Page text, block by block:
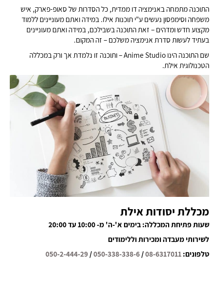
התוכנה מתמחה באנימציה דו ממדית, כל הסדרות של סאופ-פארק, איש
משפחה וסימפסון נעשים ע"י תוכנות אילו. במידה ואתם מעוניינים ללמוד
מקצוע חדש ומדהים – זאת התוכנה בשבילכם, במידה ואתם מעוניינים
בעתיד לעשות סדרת אנימציה משלכם – זה המקום.
שם התוכנה הינו ‪Anime Studio‬ – ותוכנה זו נלמדת אך ורק במכללה
הטכנולוגית אילת.
מכללת יסודות אילת
שעות פתיחת המכללה: בימים א'-ה' מ- 10:00 עד 20:00
לשירותי מעבדה ומכירות וללימודים
טלפונים: 08-6317011
/
050-338-338-6
/
050-2-444-29